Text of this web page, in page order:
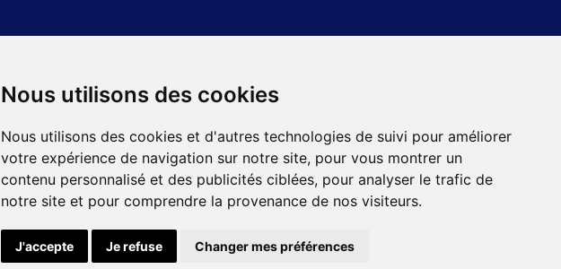
Nous utilisons des cookies
Nous utilisons des cookies et d'autres technologies de suivi pour améliorer
votre expérience de navigation sur notre site, pour vous montrer un
contenu personnalisé et des publicités ciblées, pour analyser le trafic de
notre site et pour comprendre la provenance de nos visiteurs.
J'accepte Je refuse Changer mes préférences
Plomberie